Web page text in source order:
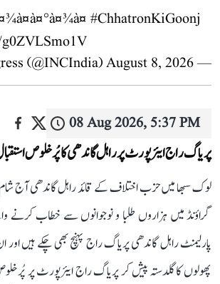
#ChhatronKiGoonj
— Congress (@INCIndia)
August 8, 2026
08 Aug 2026, 5:37 PM
پریاگ راج ایئرپورٹ پر راہل گاندھی کا پُرخلوص
لوک سبھا میں حزب اختلاف کے قائد راہل گاندھی آج
گراؤنڈ میں ہزاروں طلبا و نوجوانوں سے خطاب کرنے
پارلیمنٹ راہل گاندھی پریاگ راج پہنچ بھی چکے ہیں
پھولوں کا گلدستہ پیش کر پریاگ راج ایئرپورٹ پر